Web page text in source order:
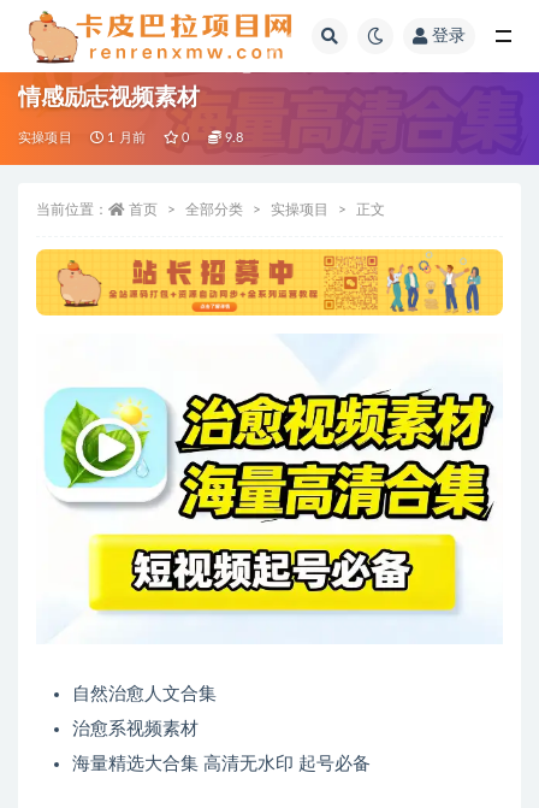
登录
情感励志视频素材
实操项目 1 月前 0 9.8
当前位置： 首页 全部分类 实操项目 正文
自然治愈人文合集
治愈系视频素材
海量精选大合集 高清无水印 起号必备
全部